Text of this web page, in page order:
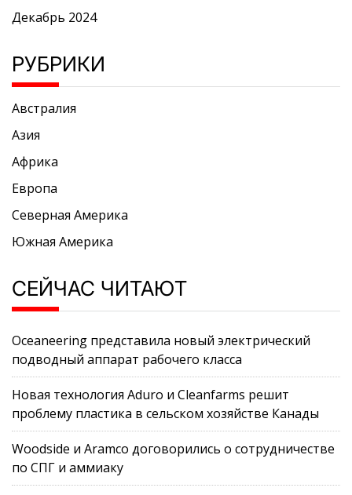
Декабрь 2024
РУБРИКИ
Австралия
Азия
Африка
Европа
Северная Америка
Южная Америка
СЕЙЧАС ЧИТАЮТ
Oceaneering представила новый электрический
подводный аппарат рабочего класса
Новая технология Aduro и Cleanfarms решит
проблему пластика в сельском хозяйстве Канады
Woodside и Aramco договорились о сотрудничестве
по СПГ и аммиаку